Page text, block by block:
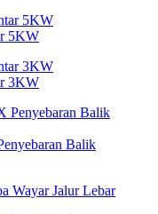
5KW
3KW
Balik